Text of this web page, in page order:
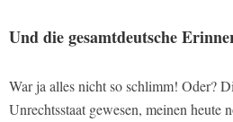
Und die gesamtdeutsche
War ja alles nicht so schlimm! Oder?
Unrechtsstaat gewesen, meinen heute